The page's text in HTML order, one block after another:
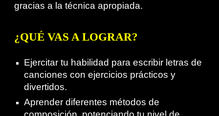
gracias a la técnica apropiada.
¿QUÉ VAS A LOGRAR?
Ejercitar tu habilidad para escribir letras de
canciones con ejercicios prácticos y
divertidos.
Aprender diferentes métodos de